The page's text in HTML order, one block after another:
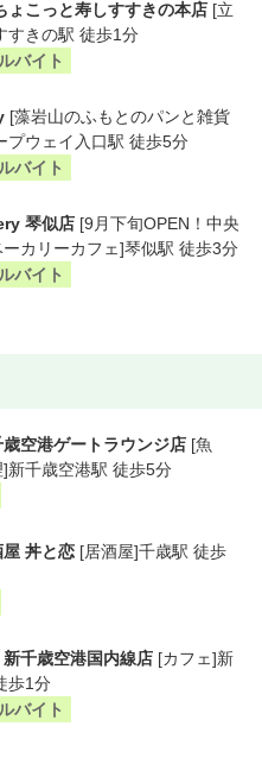
ょこっと寿しすすきの本店 [立
すきの駅 徒歩1分
バイト
[藻岩山のふもとのパンと雑貨
プウェイ入口駅 徒歩5分
バイト
琴似店 [9月下旬OPEN！中央
ーカリーカフェ]琴似駅 徒歩3分
バイト
空港ゲートラウンジ店 [魚
新千歳空港駅 徒歩5分
丼と恋 [居酒屋]千歳駅 徒歩
千歳空港国内線店 [カフェ]新
歩1分
バイト